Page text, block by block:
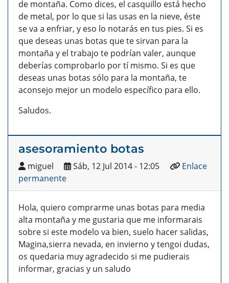
de montaña. Como dices, el casquillo está hecho
de metal, por lo que si las usas en la nieve, éste
se va a enfriar, y eso lo notarás en tus pies. Si es
que deseas unas botas que te sirvan para la
montaña y el trabajo te podrían valer, aunque
deberías comprobarlo por tí mismo. Si es que
deseas unas botas sólo para la montaña, te
aconsejo mejor un modelo específico para ello.
Saludos.
asesoramiento botas
miguel Sáb, 12 Jul 2014 - 12:05
Enlace
permanente
Hola, quiero comprarme unas botas para media
alta montaña y me gustaria que me informarais
sobre si este modelo va bien, suelo hacer salidas,
Magina,sierra nevada, en invierno y tengoi dudas,
os quedaria muy agradecido si me pudierais
informar, gracias y un saludo